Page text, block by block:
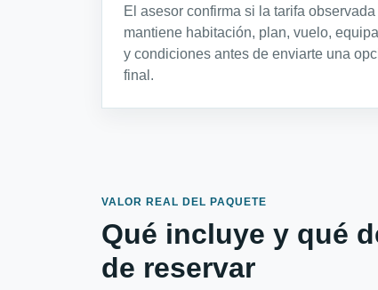
El asesor confirma si la tarifa observada
mantiene habitación, plan, vuelo,
y condiciones antes de enviarte una
final.
VALOR REAL DEL PAQUETE
Qué incluye y qué
de reservar